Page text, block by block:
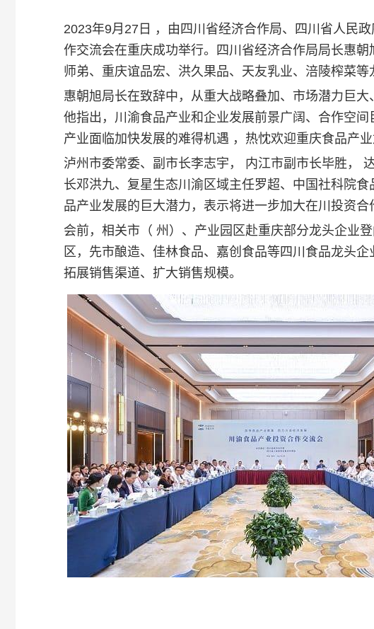
2023年9月27日 ，由四川省经济合作局、四川省人民
作交流会在重庆成功举行。四川省经济合作局局长惠
师弟、重庆谊品宏、洪久果品、天友乳业、涪陵榨菜
惠朝旭局长在致辞中，从重大战略叠加、市场潜力巨
他指出，川渝食品产业和企业发展前景广阔、合作空
产业面临加快发展的难得机遇 ，热忱欢迎重庆食品产
泸州市委常委、副市长李志宇， 内江市副市长毕胜，
长邓洪九、复星生态川渝区域主任罗超、中国社科院
品产业发展的巨大潜力，表示将进一步加大在川投资合
会前，相关市（ 州）、产业园区赴重庆部分龙头企业
区，先市酿造、佳林食品、嘉创食品等四川食品龙头
拓展销售渠道、扩大销售规模。